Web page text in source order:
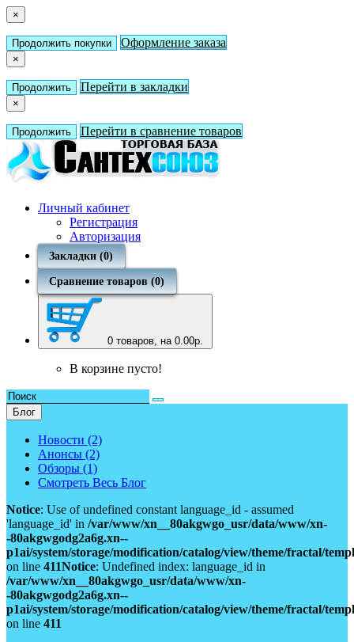
×
Продолжить покупки Оформление заказа
×
Продолжить Перейти в закладки
×
Продолжить Перейти в сравнение товаров
Личный кабинет
Регистрация
Авторизация
Закладки (0)
Сравнение товаров (0)
0 товаров, на 0.00р.
В корзине пусто!
Блог
Новости (2)
Анонсы (2)
Обзоры (1)
Смотреть Весь Блог
Notice: Use of undefined constant language_id - assumed
'language_id' in /var/www/xn__80akgwgo_usr/data/www/xn-
-80akgwgodg2a6g.xn--
p1ai/system/storage/modification/catalog/view/theme/fractal/
on line 411Notice: Undefined index: language_id in
/var/www/xn__80akgwgo_usr/data/www/xn-
-80akgwgodg2a6g.xn--
p1ai/system/storage/modification/catalog/view/theme/fractal/
on line 411